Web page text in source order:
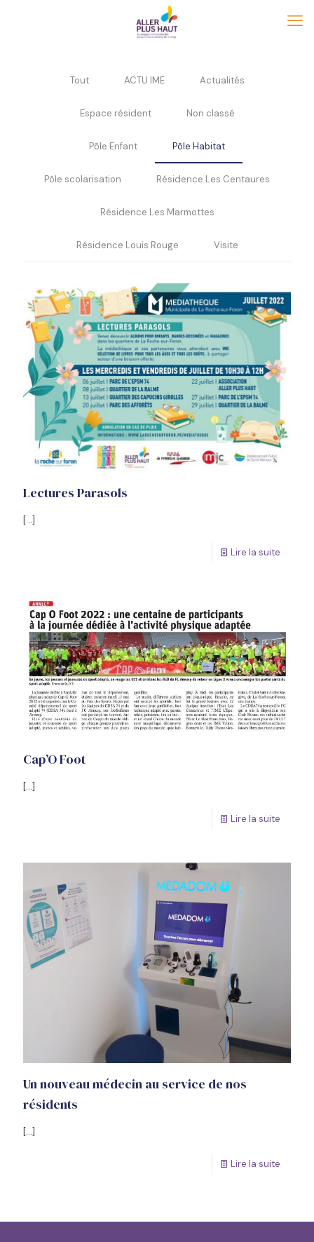
Tout ACTU IME Actualités
Espace résident Non classé
Pôle Enfant Pôle Habitat
Pôle scolarisation Résidence Les Centaures
Résidence Les Marmottes
Résidence Louis Rouge Visite
Lectures Parasols
[…]
Lire la suite
Cap’O Foot
[…]
Lire la suite
Un nouveau médecin au service de nos
résidents
[…]
Lire la suite